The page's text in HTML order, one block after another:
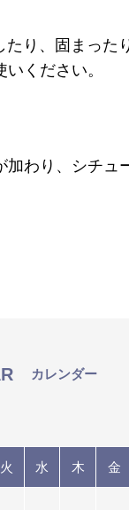
り、固まった
ください。
わり、シチュ
カレンダー
火 水 木 金